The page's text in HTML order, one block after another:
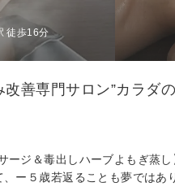
徒歩16分
善専門サロン”カラダ
ジ＆毒出しハーブよもぎ蒸
ー５歳若返ることも夢ではあ